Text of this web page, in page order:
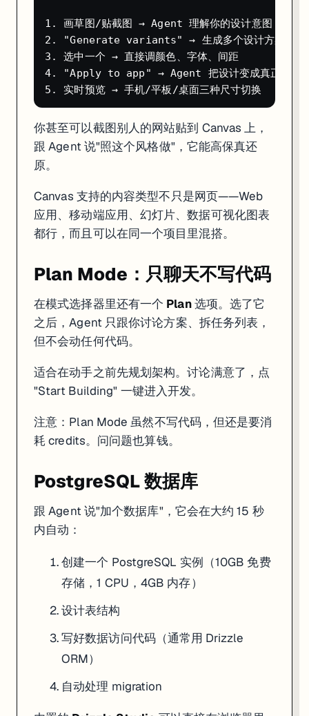
1. 画草图/贴截图 → Agent 理解你的设计意图
2. "Generate variants" → 生成多个设计方案并排
3. 选中一个 → 直接调颜色、字体、间距
4. "Apply to app" → Agent 把设计变成真正的代
你甚至可以截图别人的网站贴到 Canvas 上，
跟 Agent 说"照这个风格做"，它能高保真还
原。
Canvas 支持的内容类型不只是网页——Web
应用、移动端应用、幻灯片、数据可视化图表
都行，而且可以在同一个项目里混搭。
Plan Mode：只聊天不写代码
在模式选择器里还有一个 Plan选项。选了它
之后，Agent 只跟你讨论方案、拆任务列表，
但不会动任何代码。
适合在动手之前先规划架构。讨论满意了，点
"Start Building" 一键进入开发。
注意：Plan Mode 虽然不写代码，但还是要消
耗 credits。问问题也算钱。
PostgreSQL 数据库
跟 Agent 说"加个数据库"，它会在大约 15 秒
内自动：
创建一个 PostgreSQL 实例（10GB 免费
存储，1 CPU，4GB 内存）
设计表结构
写好数据访问代码（通常用 Drizzle
ORM）
自动处理 migration